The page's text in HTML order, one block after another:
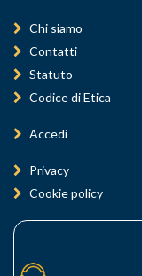
Chi siamo
Contatti
Statuto
Codice di Etica
Accedi
Privacy
Cookie policy